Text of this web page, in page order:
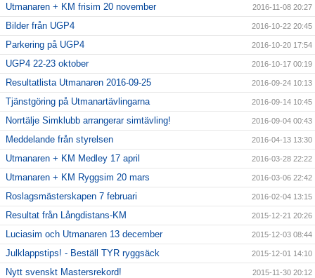
Utmanaren + KM frisim 20 november 2016-11-08 20:27
Bilder från UGP4 2016-10-22 20:45
Parkering på UGP4 2016-10-20 17:54
UGP4 22-23 oktober 2016-10-17 00:19
Resultatlista Utmanaren 2016-09-25 2016-09-24 10:13
Tjänstgöring på Utmanartävlingarna 2016-09-14 10:45
Norrtälje Simklubb arrangerar simtävling! 2016-09-04 00:43
Meddelande från styrelsen 2016-04-13 13:30
Utmanaren + KM Medley 17 april 2016-03-28 22:22
Utmanaren + KM Ryggsim 20 mars 2016-03-06 22:42
Roslagsmästerskapen 7 februari 2016-02-04 13:15
Resultat från Långdistans-KM 2015-12-21 20:26
Luciasim och Utmanaren 13 december 2015-12-03 08:44
Julklappstips! - Beställ TYR ryggsäck 2015-12-01 14:10
Nytt svenskt Mastersrekord! 2015-11-30 20:12